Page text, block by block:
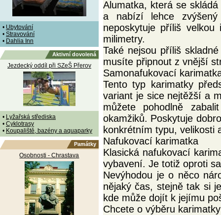
• Ubytování
• Stravování
• Dahlia Inn
Aktivní dovolená
Jezdecký oddíl při SZeŠ Přerov
• Lyžařská střediska
• Cyklotrasy
• Koupaliště, bazény a aquaparky
Památky
Osobnosti - Chrastava
Alumatka, která se
a nabízí lehce
neposkytuje příliš
milimetry.
Také nejsou příliš
musíte připnout z vnější
Samonafukovací
Tento typ karimatky
variant je sice nejtěžší a
můžete pohodlně
okamžiků. Poskytuje
konkrétním typu, velikosti
Nafukovací karimatka
Klasická nafukovací
vybavení. Je totiž oproti
Nevýhodou je o něco
nějaký čas, stejně tak si
kde může dojít k jejímu
Chcete o výběru